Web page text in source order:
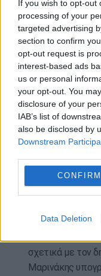
If you wish to opt-
processing of your
targeted advertising
section to confirm
opt-out request is
interest-based ads
us or personal
your opt-out. You
disclosure of your
IAB’s list of
also be disclosed by
Downstream
CONFIRM
Data Deletion
και μετά και
πολίτες το
καινούργιους
επέβαλε 30
έγκλημα με τους
νόμους που
27η στις 27
ανάπτυξης και
επίπεδα, από
υγεία και από
λοιπόν είναι 4
ότι σε λίγες
της ημέρας
συμπλήρωσε.
σχετικά με τον
Μαρινάκης